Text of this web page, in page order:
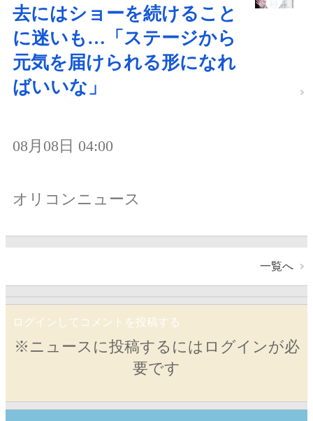
去にはショーを続けること
に迷いも…「ステージから
元気を届けられる形になれ
ばいいな」
08月08日 04:00
オリコンニュース
一覧へ
ログインしてコメントを投稿する
※ニュースに投稿するにはログインが必
要です